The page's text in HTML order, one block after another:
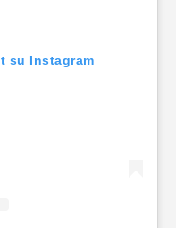
su Instagram